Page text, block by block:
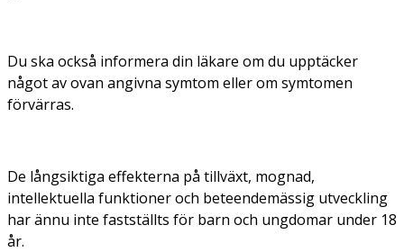
Du ska också informera din läkare om du upptäcker
något av ovan angivna symtom eller om symtomen
förvärras.
De långsiktiga effekterna på tillväxt, mognad,
intellektuella funktioner och beteendemässig utveckling
har ännu inte fastställts för barn och ungdomar under 18
år.